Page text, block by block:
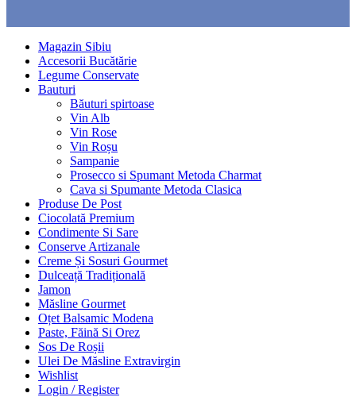
Magazin Sibiu
Accesorii Bucătărie
Legume Conservate
Bauturi
Băuturi spirtoase
Vin Alb
Vin Rose
Vin Roșu
Sampanie
Prosecco si Spumant Metoda Charmat
Cava si Spumante Metoda Clasica
Produse De Post
Ciocolată Premium
Condimente Si Sare
Conserve Artizanale
Creme Și Sosuri Gourmet
Dulceață Tradițională
Jamon
Măsline Gourmet
Oțet Balsamic Modena
Paste, Făină Si Orez
Sos De Roșii
Ulei De Măsline Extravirgin
Wishlist
Login / Register